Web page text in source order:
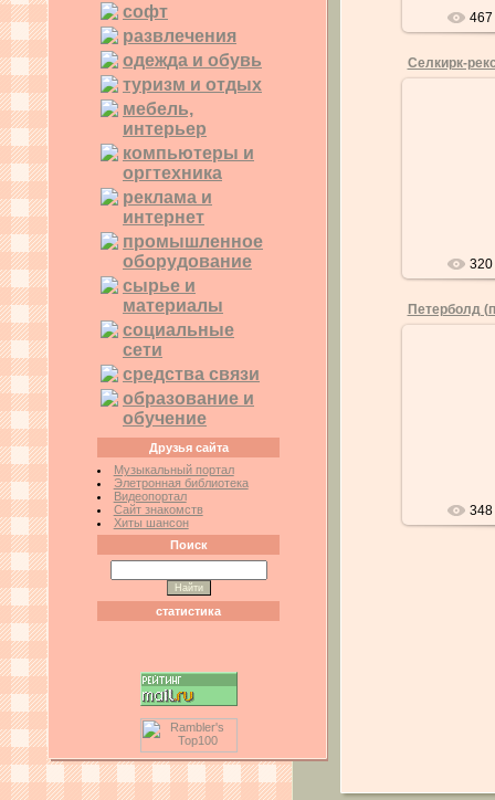
софт
развлечения
одежда и обувь
туризм и отдых
мебель,
интерьер
компьютеры и
оргтехника
реклама и
интернет
промышленное
оборудование
сырье и
материалы
социальные
сети
средства связи
образование и
обучение
Друзья сайта
Музыкальный портал
Элетронная библиотека
Видеопортал
Сайт знакомств
Хиты шансон
Поиск
статистика
467
Селкирк-
320
348